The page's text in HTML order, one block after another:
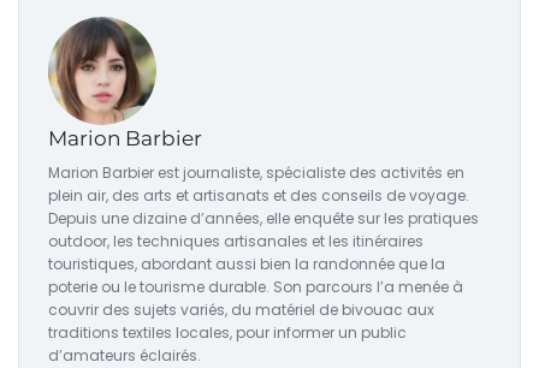
Marion Barbier
Marion Barbier est journaliste, spécialiste des activités en
plein air, des arts et artisanats et des conseils de voyage.
Depuis une dizaine d’années, elle enquête sur les pratiques
outdoor, les techniques artisanales et les itinéraires
touristiques, abordant aussi bien la randonnée que la
poterie ou le tourisme durable. Son parcours l’a menée à
couvrir des sujets variés, du matériel de bivouac aux
traditions textiles locales, pour informer un public
d’amateurs éclairés.